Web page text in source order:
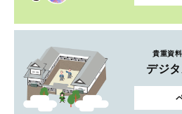
貴重資
デジ